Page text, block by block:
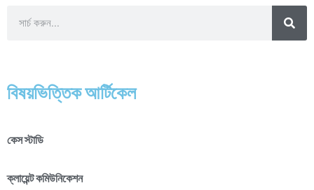
বিষয়ভিত্তিক আর্টিকেল
কেস স্টাডি
ক্লায়েন্ট কমিউনিকেশন